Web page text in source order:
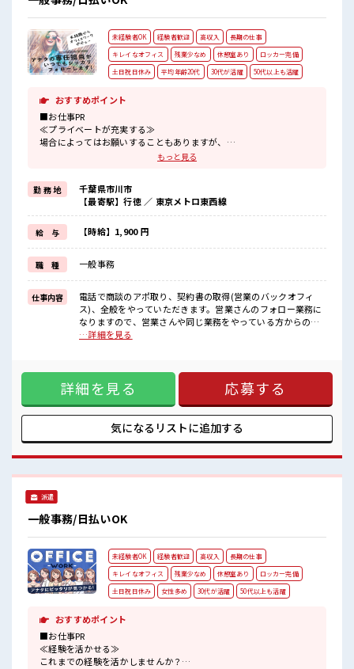
未経験者OK 経験者歓迎 高収入
長期の仕事
キレイなオフィス
残業少なめ 休憩室あり
ロッカー完備
土日祝日休み
平均年齢20代 30代が活躍 50代以上も活躍
おすすめポイント
■お仕事PR
≪プライベートが充実する≫
場合によってはお願いすることもありますが、
週末は家族や友人と一緒にプライベート満喫！
≪未経験でも活躍できる≫
新しいことにチャレンジするのは不安だけど、
しっかり働く環境が整っています！
イチからスキルUP・ステップUP目指していきましょう！
≪様々なお仕事をご提案≫
一人で悩まず気軽に相談できる、
派遣のお仕事です！
■職場の雰囲気
20代活躍中のフレッシュな職場です☆
休憩室でホッと一息リフレッシュ！
ロッカーあり！
ON/OFFの切替もしやすい！
もっと見る
勤 務 地
千葉県市川市
【最寄駅】行徳 ／ 東京メトロ東西線
給 与 【時給】1,900 円
職 種 一般事務
仕事内容
電話で商談のアポ取り、契約書の取得(営業のバックオフィ
ス)、全般をやっていただきます。営業さんのフォロー業務に
なりますので、営業さんや同じ業務をやっている方からの指
示に沿って動いて頂きます。・営業サポートとして、物件状
ライベートが充実する≫ 場合によってはお願いすることもあ
りますが、 残業はほとんどナシ！ ≪週休2日制≫ 週末は家族
や友人と一緒にプライベート満喫！ ≪未経験でも活躍できる
≫ 新しいことにチャレンジするのは不安だけど、 しっかり働
く環境が整っています！ イチからスキルUP・ステップUP目
指していきましょう！ ≪様々なお仕事をご提案≫ 一人で悩ま
代活躍中のフレッシュな職場です☆ 休憩室でホッと一息リフ
レッシュ！ ロッカーあり！ 安心してお仕事に集中♪ 土日祝休
…詳細を見る
詳細を見る 応募する
気になるリストに追加する
派遣
一般事務/日払いOK
未経験者OK 経験者歓迎 高収入
長期の仕事
キレイなオフィス
残業少なめ 休憩室あり
ロッカー完備
土日祝日休み
女性多め 30代が活躍 50代以上も活躍
おすすめポイント
■お仕事PR
≪経験を活かせる≫
これまでの経験を活かしませんか？